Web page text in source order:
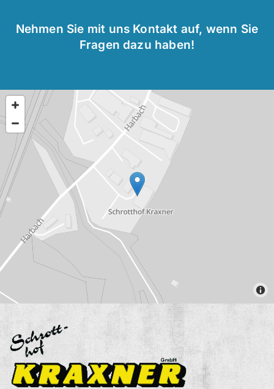
Nehmen Sie mit uns Kontakt auf, wenn Sie
Fragen dazu haben!